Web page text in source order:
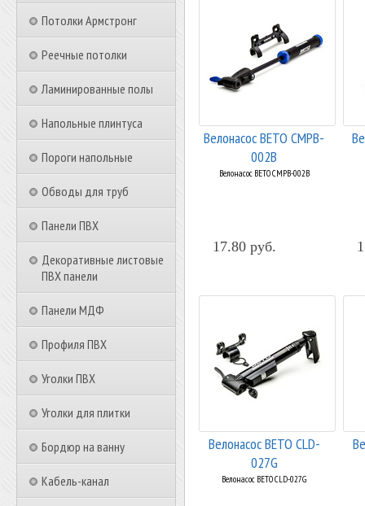
Потолки Армстронг
Реечные потолки
Ламинированные полы
Напольные плинтуса
Пороги напольные
Обводы для труб
Панели ПВХ
Декоративные листовые
ПВХ панели
Панели МДФ
Профиля ПВХ
Уголки ПВХ
Уголки для плитки
Бордюр на ванну
Кабель-канал
Велонасос BETO CMPB-
002B
Велонасос BETO CMPB-002B
17.80 руб.
Велонасос BETO CLD-
027G
Велонасос BETO CLD-027G